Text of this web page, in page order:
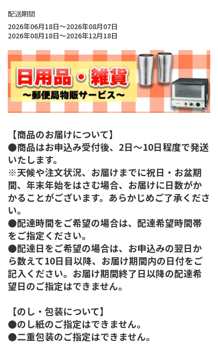
配送期間
2026年06月18日～2026年08月07日
2026年08月18日～2026年12月18日
【商品のお届けについて】
●商品はお申込み受付後、2日～10日程度で発送
いたします。
※天候や注文状況、お届けまでに祝日・お盆期
間、年末年始をはさむ場合、お届けに日数がか
かることがございます。あらかじめご了承くださ
い。
●配達時間をご希望の場合は、配達希望時間帯
をご指定ください。
●配達日をご希望の場合は、お申込みの翌日か
ら数えて10日目以降、お届け期間内の日付をご
記入ください。お届け期間終了日以降の配達希
望日のご指定はできません。
【のし・包装について】
●のし紙のご指定はできません。
●二重包装のご指定はできません。